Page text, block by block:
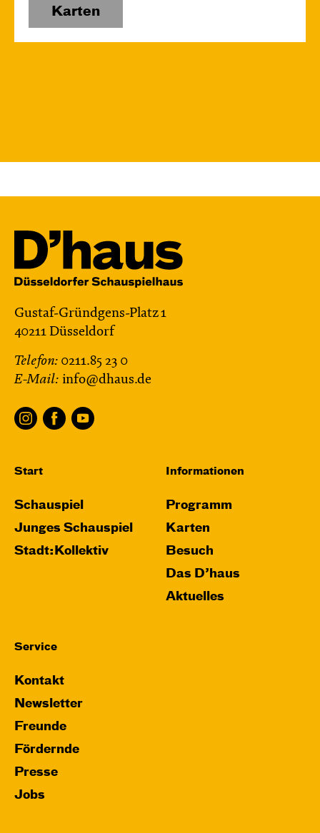
Karten
Gustaf-Gründgens-Platz 1
40211 Düsseldorf
Telefon: 0211.85 23 0
E-Mail: info@dhaus.de
Start
Schauspiel
Junges Schauspiel
Stadt:Kollektiv
Informationen
Programm
Karten
Besuch
Das D’haus
Aktuelles
Service
Kontakt
Newsletter
Freunde
Fördernde
Presse
Jobs